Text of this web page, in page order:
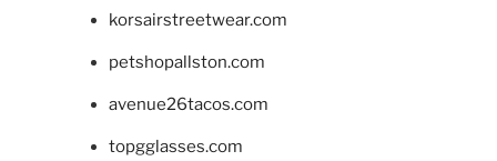
korsairstreetwear.com
petshopallston.com
avenue26tacos.com
topgglasses.com